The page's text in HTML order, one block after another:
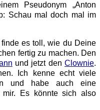
Pseudonym „Anton
Schau mal doch mal im
es toll, wie du Deine
fertig zu machen. Den
und jetzt denClownie.
Ich kenne echt viele
und habe auch eine
Es könnte sich also